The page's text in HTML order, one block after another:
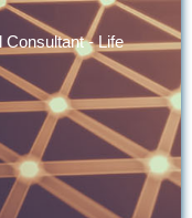
Consultant - Life